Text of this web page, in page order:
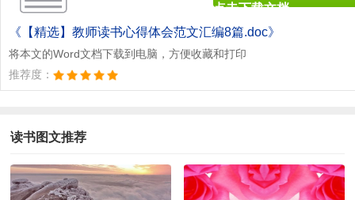
《【精选】教师读书心得体会范文汇编8篇.doc》
将本文的Word文档下载到电脑，方便收藏和打印
推荐度：
点击下载文档
文档为doc格式
读书图文推荐